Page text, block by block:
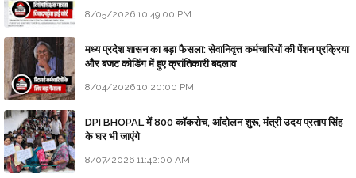
8/05/2026 10:49:00 PM
मध्य प्रदेश शासन का बड़ा फैसला: सेवानिवृत्त कर्मचारियों की पेंशन प्रक्रिया
और बजट कोडिंग में हुए क्रांतिकारी बदलाव
8/04/2026 10:20:00 PM
DPI BHOPAL में 800 कॉकरोच, आंदोलन शुरू, मंत्री उदय प्रताप सिंह
के घर भी जाएंगे
8/07/2026 11:42:00 AM